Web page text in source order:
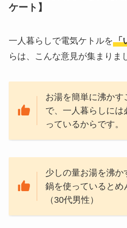
ケート】
一人暮らしで電気ケトルを「
らは、こんな意見が集まりま
お湯を簡単に沸かす
で、一人暮らしには
っているからです。
少しの量お湯を沸か
鍋を使っているとめ
（30代男性）